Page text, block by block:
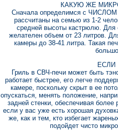
КАКУЮ ЖЕ
Сначала определимся с
рассчитаны на семью из 1-2
средней высоты кастрюлю. Для
желателен объем от 23 литров.
камеры до 38-41 литра. Такая
ЕСЛИ
Гриль в СВЧ-печи может быть
работает быстрее, его легче
камере, поскольку скрыт в ее
опускаться, менять положение,
задней стенки, обеспечивая
если у вас уже есть хорошая
же, как и тем, кто избегает
подойдет чисто